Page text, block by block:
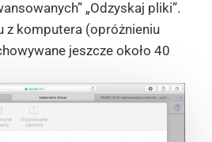
„Odzyskaj pliki”.
z komputera (opróżnieniu
jeszcze około 40